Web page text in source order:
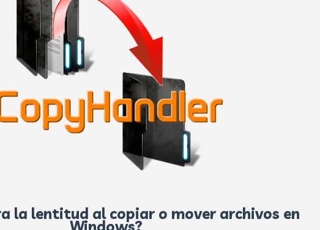
la lentitud al copiar o mover archivos en
Windows?